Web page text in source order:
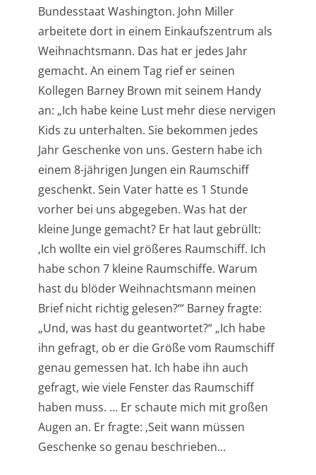
Bundesstaat Washington. John Miller
arbeitete dort in einem Einkaufszentrum als
Weihnachtsmann. Das hat er jedes Jahr
gemacht. An einem Tag rief er seinen
Kollegen Barney Brown mit seinem Handy
an: „Ich habe keine Lust mehr diese nervigen
Kids zu unterhalten. Sie bekommen jedes
Jahr Geschenke von uns. Gestern habe ich
einem 8-jährigen Jungen ein Raumschiff
geschenkt. Sein Vater hatte es 1 Stunde
vorher bei uns abgegeben. Was hat der
kleine Junge gemacht? Er hat laut gebrüllt:
‚Ich wollte ein viel größeres Raumschiff. Ich
habe schon 7 kleine Raumschiffe. Warum
hast du blöder Weihnachtsmann meinen
Brief nicht richtig gelesen?‘“ Barney fragte:
„Und, was hast du geantwortet?“ „Ich habe
ihn gefragt, ob er die Größe vom Raumschiff
genau gemessen hat. Ich habe ihn auch
gefragt, wie viele Fenster das Raumschiff
haben muss. … Er schaute mich mit großen
Augen an. Er fragte: ‚Seit wann müssen
Geschenke so genau beschrieben...